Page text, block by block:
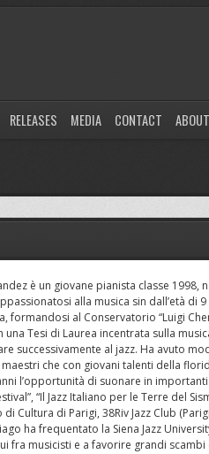
RELEASES MEDIA CONTACT
è un giovane pianista classe
alla musica sin dall’età di
formandosi al Conservatorio “Luigi
Tesi di Laurea incentrata sulla
successivamente al jazz. Ha avuto
che con giovani talenti della
l’opportunità di suonare in
“Il Jazz Italiano per le Terre del
Cultura di Parigi, 38Riv Jazz Club
ha frequentato la Siena Jazz
fra musicisti e a favorire grandi scambi